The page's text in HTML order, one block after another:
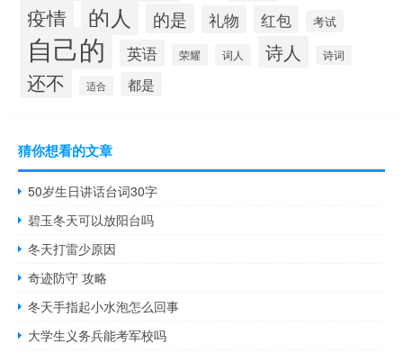
疫情 的人 的是 礼物 红包 考试
自己的 英语 荣耀 词人 诗人 诗词
还不 适合 都是
猜你想看的文章
50岁生日讲话台词30字
碧玉冬天可以放阳台吗
冬天打雷少原因
奇迹防守 攻略
冬天手指起小水泡怎么回事
大学生义务兵能考军校吗